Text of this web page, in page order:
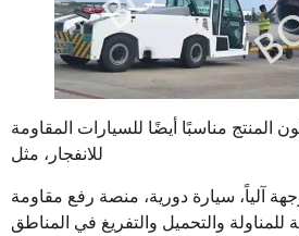
المنتج مناسبًا أيضًا للسيارات المقاومة
للانفجار، مثل
آلياً، سيارة دورية، منصة رفع مقاومة
للمناولة والتحميل والتفريغ في المناطق